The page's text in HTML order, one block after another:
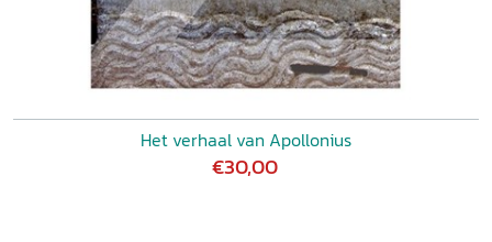
Het verhaal van Apollonius
€30,00